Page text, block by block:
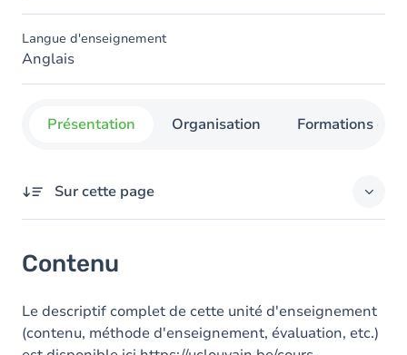
Langue d'enseignement
Anglais
Présentation Organisation Formations
Sur cette page
Contenu
Le descriptif complet de cette unité d'enseignement
(contenu, méthode d'enseignement, évaluation, etc.)